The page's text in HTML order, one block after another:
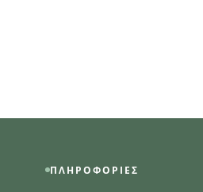
ΠΛΗΡΟΦΟΡΊΕΣ